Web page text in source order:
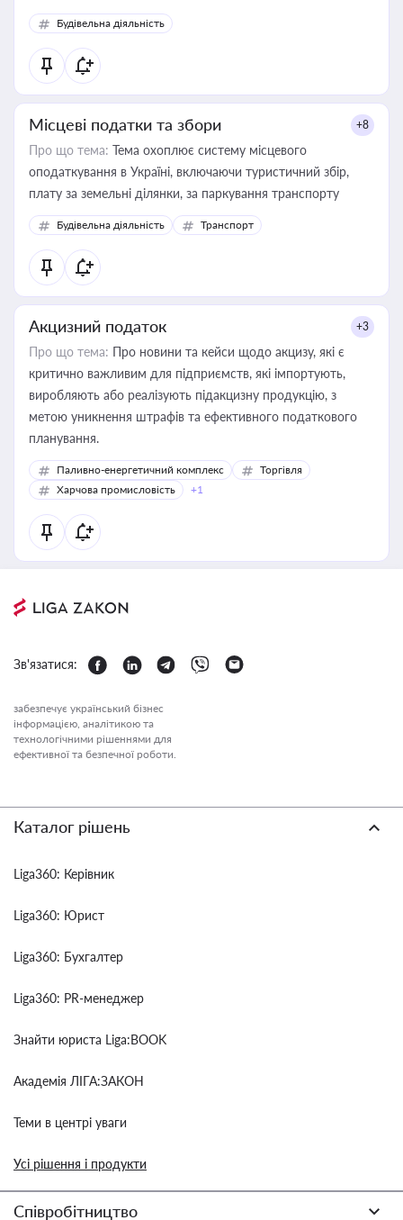
Будівельна діяльність
Місцеві податки та збори +8
Про що тема: Тема охоплює систему місцевого
оподаткування в Україні, включаючи туристичний збір,
плату за земельні ділянки, за паркування транспорту
Будівельна діяльність Транспорт
Акцизний податок +3
Про що тема: Про новини та кейси щодо акцизу, які є
критично важливим для підприємств, які імпортують,
виробляють або реалізують підакцизну продукцію, з
метою уникнення штрафів та ефективного податкового
планування.
Паливно-енергетичний комплекс
Торгівля
Харчова промисловість
+1
Зв'язатися:
забезпечує український бізнес
інформацією, аналітикою та
технологічними рішеннями для
ефективної та безпечної роботи.
Каталог рішень
Liga360: Керівник
Liga360: Юрист
Liga360: Бухгалтер
Liga360: PR-менеджер
Знайти юриста Liga:BOOK
Академія ЛІГА:ЗАКОН
Теми в центрі уваги
Усі рішення і продукти
Співробітництво